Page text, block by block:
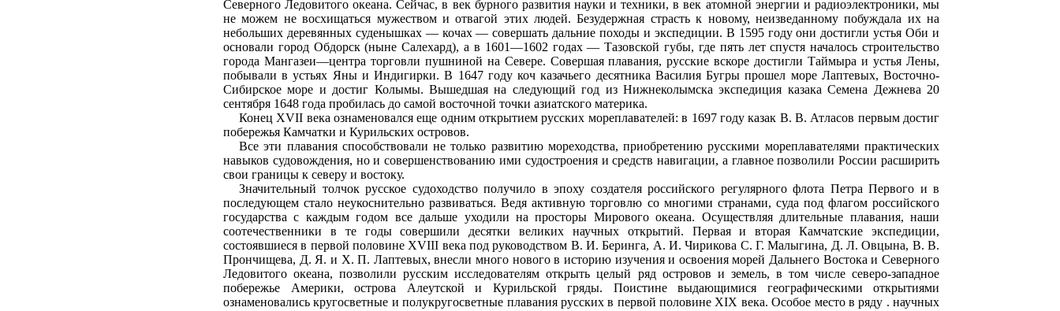
Северного Ледовитого океана. Сейчас, в век бурного развития науки и техники, в век атомной энергии и радиоэлектроники, мы
не можем не восхищаться мужеством и отвагой этих людей. Безудержная страсть к новому, неизведанному побуждала их на
небольших деревянных суденышках — кочах — совершать дальние походы и экспедиции. В 1595 году они достигли устья Оби и
основали город Обдорск (ныне Салехард), а в 1601—1602 годах — Тазовской губы, где пять лет спустя началось строительство
города Мангазеи—центра торговли пушниной на Севере. Совершая плавания, русские вскоре достигли Таймыра и устья Лены,
побывали в устьях Яны и Индигирки. В 1647 году коч казачьего десятника Василия Бугры прошел море Лаптевых, Восточно-
Сибирское море и достиг Колымы. Вышедшая на следующий год из Нижнеколымска экспедиция казака Семена Дежнева 20
сентября 1648 года пробилась до самой восточной точки азиатского материка.
Конец XVII века ознаменовался еще одним открытием русских мореплавателей: в 1697 году казак В. В. Атласов первым достиг
побережья Камчатки и Курильских островов.
Все эти плавания способствовали не только развитию мореходства, приобретению русскими мореплавателями практических
навыков судовождения, но и совершенствованию ими судостроения и средств навигации, а главное позволили России расширить
свои границы к северу и востоку.
Значительный толчок русское судоходство получило в эпоху создателя российского регулярного флота Петра Первого и в
последующем стало неукоснительно развиваться. Ведя активную торговлю со многими странами, суда под флагом российского
государства с каждым годом все дальше уходили на просторы Мирового океана. Осуществляя длительные плавания, наши
соотечественники в те годы совершили десятки великих научных открытий. Первая и вторая Камчатские экспедиции,
состоявшиеся в первой половине XVIII века под руководством В. И. Беринга, А. И. Чирикова С. Г. Малыгина, Д. Л. Овцына, В. В.
Прончищева, Д. Я. и X. П. Лаптевых, внесли много нового в историю изучения и освоения морей Дальнего Востока и Северного
Ледовитого океана, позволили русским исследователям открыть целый ряд островов и земель, в том числе северо-западное
побережье Америки, острова Алеутской и Курильской гряды. Поистине выдающимися географическими открытиями
ознаменовались кругосветные и полукругосветные плавания русских в первой половине XIX века. Особое место в ряду . научных